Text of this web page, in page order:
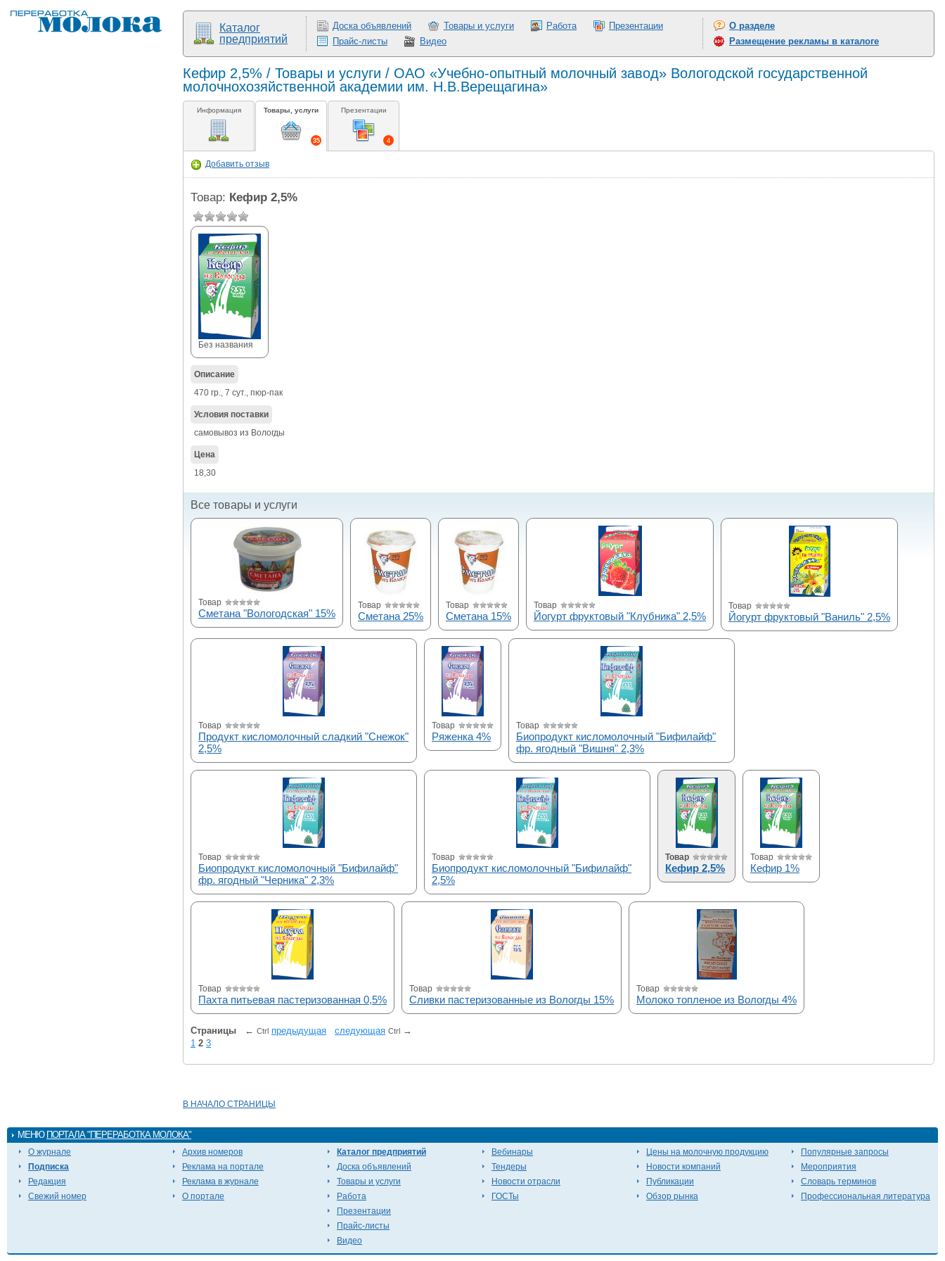
Каталог
предприятий
Доска объявлений Товары и услуги Работа
Презентации
Прайс-листы
Видео
О разделе
Размещение рекламы в каталоге
Кефир 2,5% / Товары и услуги / ОАО «Учебно-опытный молочный завод» Вологодской государственной
молочнохозяйственной академии им. Н.В.Верещагина»
Информация
35
Товары, услуги
4
Презентации
Добавить отзыв
Товар: Кефир 2,5%
Без названия
Описание
470 гр., 7 сут., пюр-пак
Условия поставки
самовывоз из Вологды
Цена
18,30
Все товары и услуги
Товар
Сметана "Вологодская" 15%
Товар
Сметана 25%
Товар
Сметана 15%
Товар
Йогурт фруктовый "Клубника" 2,5%
Товар
Йогурт фруктовый "Ваниль" 2,5%
Товар
Продукт кисломолочный сладкий "Снежок"
2,5%
Товар
Ряженка 4%
Товар
Биопродукт кисломолочный "Бифилайф"
фр. ягодный "Вишня" 2,3%
Товар
Биопродукт кисломолочный "Бифилайф"
фр. ягодный "Черника" 2,3%
Товар
Биопродукт кисломолочный "Бифилайф"
2,5%
Товар
Кефир 2,5%
Товар
Кефир 1%
Товар
Пахта питьевая пастеризованная 0,5%
Товар
Сливки пастеризованные из Вологды 15%
Товар
Молоко топленое из Вологды 4%
Страницы ← Ctrl предыдущая cледующая Ctrl →
1 2 3
В НАЧАЛО СТРАНИЦЫ
МЕНЮ ПОРТАЛА "ПЕРЕРАБОТКА МОЛОКА"
О журнале
Подписка
Редакция
Свежий номер
Архив номеров
Реклама на портале
Реклама в журнале
О портале
Каталог предприятий
Доска объявлений
Товары и услуги
Работа
Презентации
Прайс-листы
Видео
Вебинары
Тендеры
Новости отрасли
ГОСТы
Цены на молочную продукцию
Новости компаний
Публикации
Обзор рынка
Популярные запросы
Мероприятия
Словарь терминов
Профессиональная литература